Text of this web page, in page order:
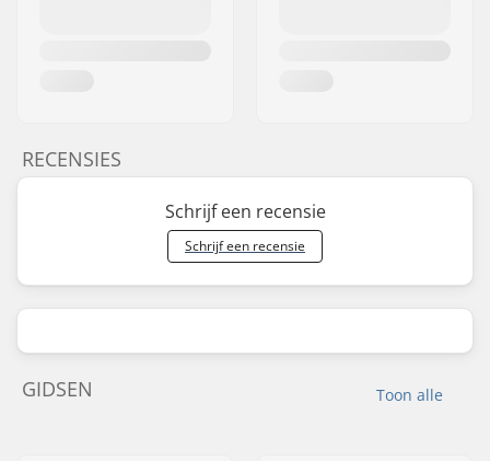
RECENSIES
Schrijf een recensie
Schrijf een recensie
Toon alle
GIDSEN